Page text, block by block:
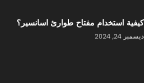
كيفية استخدام مفتاح طوارئ اسانسير؟
ديسمبر 24, 2024